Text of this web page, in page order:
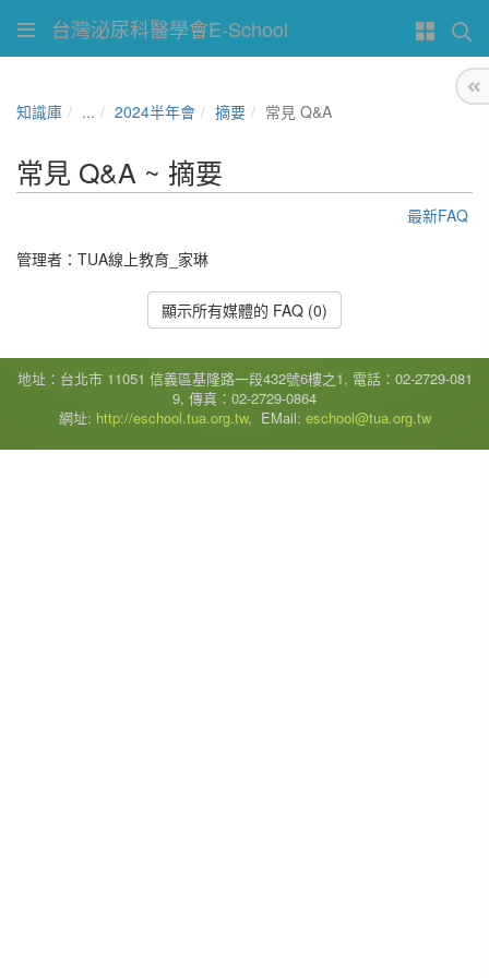
台灣泌尿科醫學會E-School
知識庫 ... 2024半年會 摘要 常見 Q&A
常見 Q&A ~ 摘要
最新FAQ
管理者： TUA線上教育_家琳
顯示所有媒體的 FAQ (0)
地址：台北市 11051 信義區基隆路一段432號6樓之1, 電話：02-2729-081
9, 傳真：02-2729-0864
網址: http://eschool.tua.org.tw, EMail: eschool@tua.org.tw